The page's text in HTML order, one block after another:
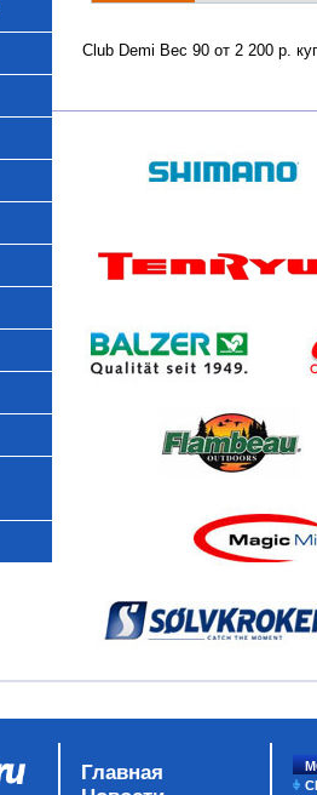
Club Demi Вес 90 от 2 200 р.
Главная